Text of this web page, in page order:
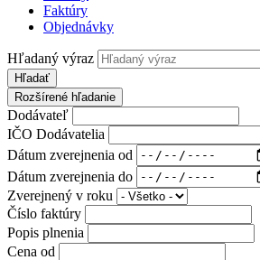
Faktúry
Objednávky
Hľadaný výraz
Hľadať
Rozšírené hľadanie
Dodávateľ
IČO Dodávatelia
Dátum zverejnenia od
Dátum zverejnenia do
Zverejnený v roku
Číslo faktúry
Popis plnenia
Cena od